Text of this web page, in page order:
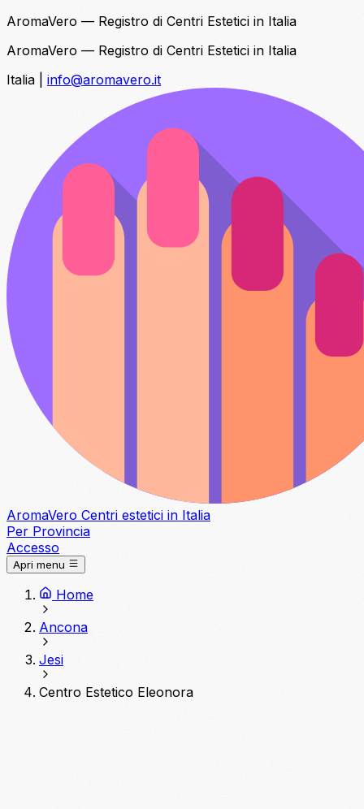
AromaVero — Registro di Centri Estetici in Italia
AromaVero — Registro di Centri Estetici in Italia
Italia
info@aromavero.it
AromaVero Centri estetici in Italia
Per Provincia
Accesso
Apri menu
Home
Ancona
Jesi
Centro Estetico Eleonora